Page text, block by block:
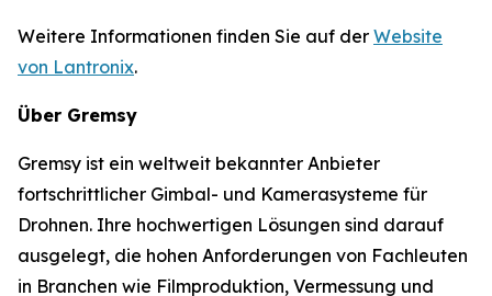
Weitere Informationen finden Sie auf der Website
von Lantronix.
Über Gremsy
Gremsy ist ein weltweit bekannter Anbieter
fortschrittlicher Gimbal- und Kamerasysteme für
Drohnen. Ihre hochwertigen Lösungen sind darauf
ausgelegt, die hohen Anforderungen von Fachleuten
in Branchen wie Filmproduktion, Vermessung und